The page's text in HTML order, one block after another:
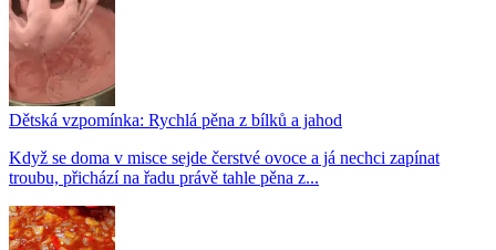
Dětská vzpomínka: Rychlá pěna z bílků a jahod
Když se doma v misce sejde čerstvé ovoce a já nechci zapínat
troubu, přichází na řadu právě tahle pěna z...